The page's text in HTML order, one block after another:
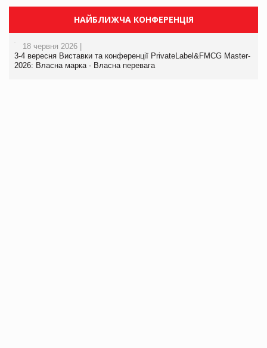
НАЙБЛИЖЧА КОНФЕРЕНЦІЯ
18 червня 2026 |
3-4 вересня Виставки та конференції PrivateLabel&FMCG Master-
2026: Власна марка - Власна перевага